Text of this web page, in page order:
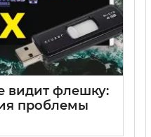
видит флешку:
проблемы